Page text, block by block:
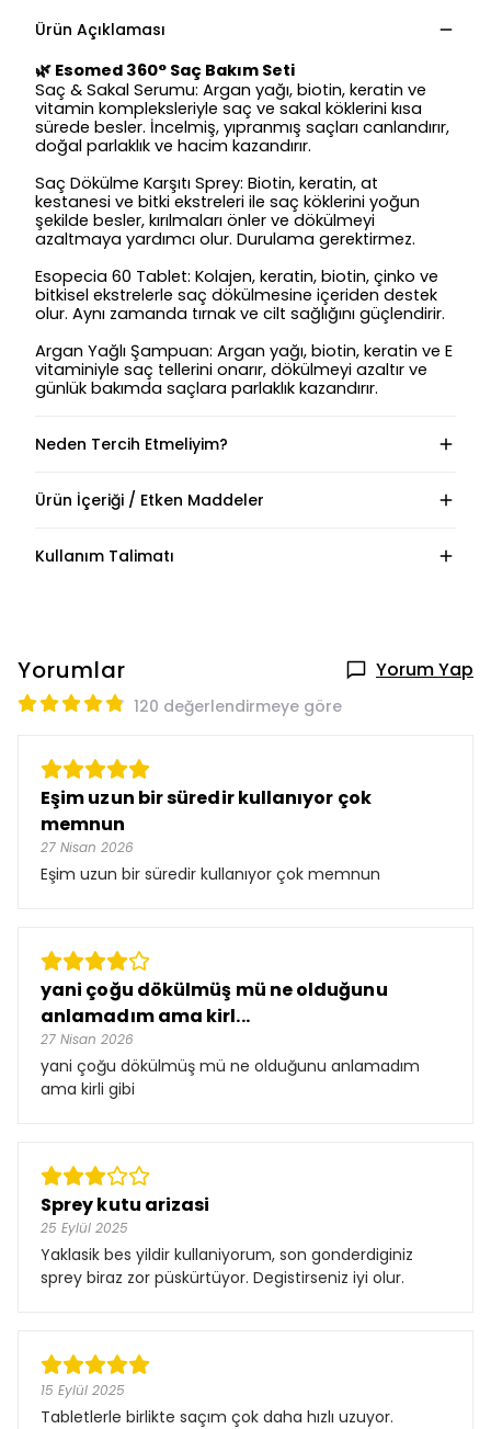
Ürün Açıklaması
🌿 Esomed 360° Saç Bakım Seti
Saç & Sakal Serumu: Argan yağı, biotin, keratin ve
vitamin kompleksleriyle saç ve sakal köklerini kısa
sürede besler. İncelmiş, yıpranmış saçları canlandırır,
doğal parlaklık ve hacim kazandırır.
Saç Dökülme Karşıtı Sprey: Biotin, keratin, at
kestanesi ve bitki ekstreleri ile saç köklerini yoğun
şekilde besler, kırılmaları önler ve dökülmeyi
azaltmaya yardımcı olur. Durulama gerektirmez.
Esopecia 60 Tablet: Kolajen, keratin, biotin, çinko ve
bitkisel ekstrelerle saç dökülmesine içeriden destek
olur. Aynı zamanda tırnak ve cilt sağlığını güçlendirir.
Argan Yağlı Şampuan: Argan yağı, biotin, keratin ve E
vitaminiyle saç tellerini onarır, dökülmeyi azaltır ve
günlük bakımda saçlara parlaklık kazandırır.
Neden Tercih Etmeliyim?
Ürün İçeriği / Etken Maddeler
Kullanım Talimatı
Yorumlar Yorum Yap
120 değerlendirmeye göre
Eşim uzun bir süredir kullanıyor çok
memnun
27 Nisan 2026
Eşim uzun bir süredir kullanıyor çok memnun
yani çoğu dökülmüş mü ne olduğunu
anlamadım ama kirl...
27 Nisan 2026
yani çoğu dökülmüş mü ne olduğunu anlamadım
ama kirli gibi
Sprey kutu arizasi
25 Eylül 2025
Yaklasik bes yildir kullaniyorum, son gonderdiginiz
sprey biraz zor püskürtüyor. Degistirseniz iyi olur.
15 Eylül 2025
Tabletlerle birlikte saçım çok daha hızlı uzuyor.